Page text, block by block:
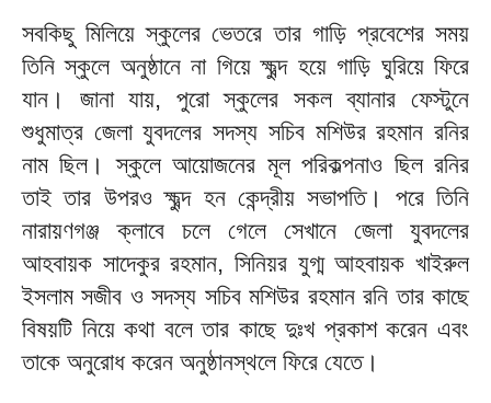
সবকিছু মিলিয়ে স্কুলের ভেতরে তার গাড়ি প্রবেশের সময়
তিনি স্কুলে অনুষ্ঠানে না গিয়ে ক্ষুব্দ হয়ে গাড়ি ঘুরিয়ে ফিরে
যান। জানা যায়, পুরো স্কুলের সকল ব্যানার ফেস্টুনে
শুধুমাত্র জেলা যুবদলের সদস্য সচিব মশিউর রহমান রনির
নাম ছিল। স্কুলে আয়োজনের মূল পরিকল্পনাও ছিল রনির
তাই তার উপরও ক্ষুব্দ হন কেন্দ্রীয় সভাপতি। পরে তিনি
নারায়ণগঞ্জ ক্লাবে চলে গেলে সেখানে জেলা যুবদলের
আহবায়ক সাদেকুর রহমান, সিনিয়র যুগ্ম আহবায়ক খাইরুল
ইসলাম সজীব ও সদস্য সচিব মশিউর রহমান রনি তার কাছে
বিষয়টি নিয়ে কথা বলে তার কাছে দুঃখ প্রকাশ করেন এবং
তাকে অনুরোধ করেন অনুষ্ঠানস্থলে ফিরে যেতে।